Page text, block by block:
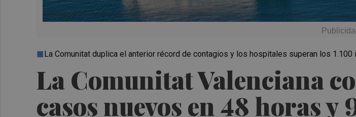
La Comunitat Valenciana
casos nuevos en 48 horas y
La Comunitat duplica el anterior récord de contagios y los hospitales superan los 1.100